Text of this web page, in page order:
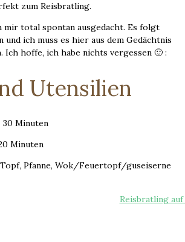
zum Reisbratling.
mir total spontan ausgedacht. Es folgt
und ich muss es hier aus dem Gedächtnis
Ich hoffe, ich habe nichts vergessen 🙂 :
Utensilien
30 Minuten
Minuten
Topf, Pfanne, Wok/Feuertopf/guseiserne